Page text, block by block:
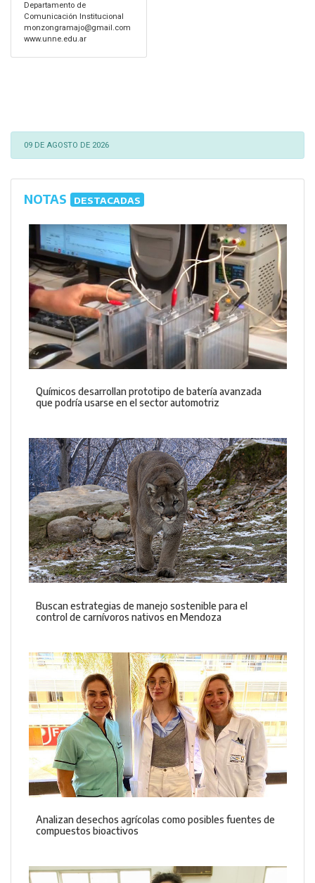
Departamento de
Comunicación Institucional
monzongramajo@gmail.com
www.unne.edu.ar
09 DE AGOSTO DE 2026
NOTAS DESTACADAS
Químicos desarrollan prototipo de batería avanzada
que podría usarse en el sector automotriz
Buscan estrategias de manejo sostenible para el
control de carnívoros nativos en Mendoza
Analizan desechos agrícolas como posibles fuentes de
compuestos bioactivos